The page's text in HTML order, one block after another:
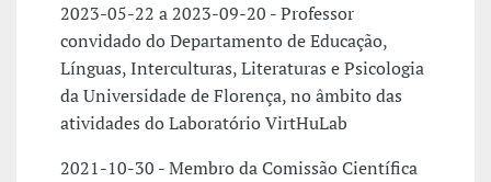
2023-05-22 a 2023-09-20 - Professor
convidado do Departamento de Educação,
Línguas, Interculturas, Literaturas e Psicologia
da Universidade de Florença, no âmbito das
atividades do Laboratório VirtHuLab
2021-10-30 - Membro da Comissão Científica